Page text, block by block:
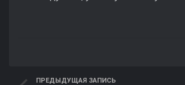
ПРЕДЫДУЩАЯ ЗАПИСЬ